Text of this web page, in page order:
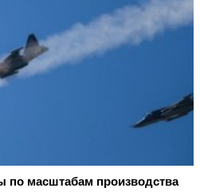
по масштабам производства